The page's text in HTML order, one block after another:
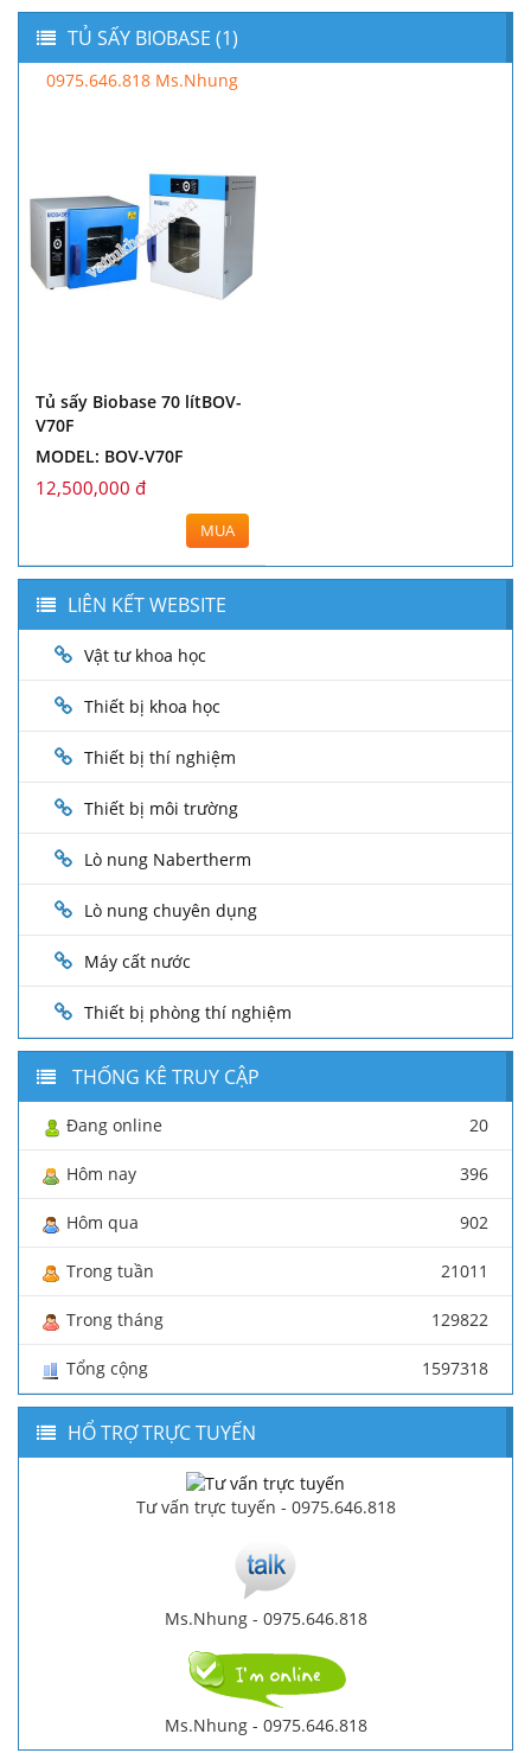
TỦ SẤY BIOBASE (1)
0975.646.818 Ms.Nhung
Tủ sấy Biobase 70 lítBOV-
V70F
MODEL: BOV-V70F
12,500,000 đ
MUA
LIÊN KẾT WEBSITE
Vật tư khoa học
Thiết bị khoa học
Thiết bị thí nghiệm
Thiết bị môi trường
Lò nung Nabertherm
Lò nung chuyên dụng
Máy cất nước
Thiết bị phòng thí nghiệm
THỐNG KÊ TRUY CẬP
Đang online 20
Hôm nay 396
Hôm qua 902
Trong tuần 21011
Trong tháng 129822
Tổng cộng 1597318
HỔ TRỢ TRỰC TUYẾN
Tư vấn trực tuyến - 0975.646.818
Ms.Nhung - 0975.646.818
Ms.Nhung - 0975.646.818